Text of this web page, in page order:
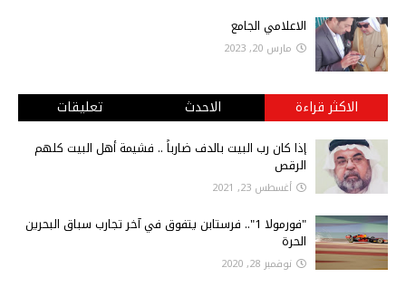
الاعلامي الجامع
مارس 20, 2023
الاكثر قراءة الاحدث تعليقات
إذا كان رب البيت بالدف ضارباً .. فشيمة أهل البيت كلهم
الرقص
أغسطس 23, 2021
"فورمولا 1".. فرستابن يتفوق في آخر تجارب سباق البحرين
الحرة
نوفمبر 28, 2020